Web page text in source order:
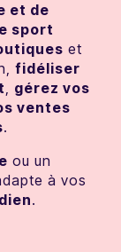
et de
sport
et
fidéliser
, gérez vos
ventes
.
ou un
à vos
.